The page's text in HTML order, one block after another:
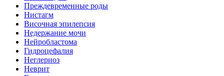
Преждевременные роды
Нистагм
Височная эпилепсия
Недержание мочи
Нейробластома
Гидроцефалия
Неглериоз
Неврит